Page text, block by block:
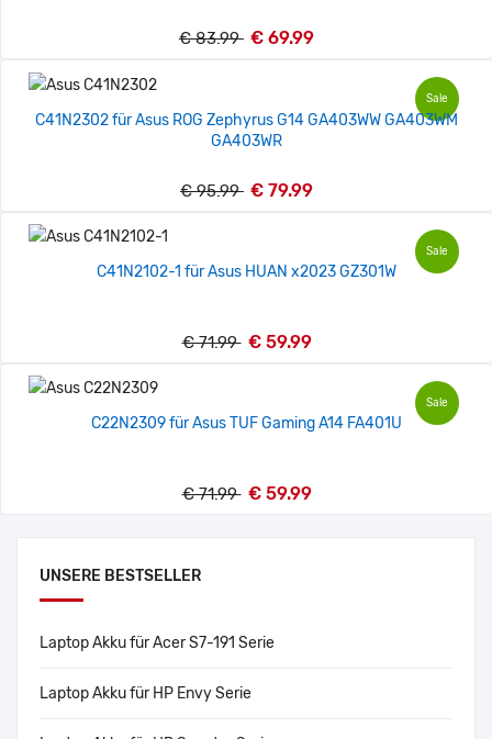
UNSERE BESTSELLER
Laptop Akku für Acer S7-191 Serie
Laptop Akku für HP Envy Serie
€ 83.99 € 69.99
Sale
C41N2302 für Asus ROG Zephyrus G14 GA403WW GA403WM
GA403WR
€ 95.99 € 79.99
Sale
C41N2102-1 für Asus HUAN x2023 GZ301W
€ 71.99 € 59.99
Sale
C22N2309 für Asus TUF Gaming A14 FA401U
€ 71.99 € 59.99